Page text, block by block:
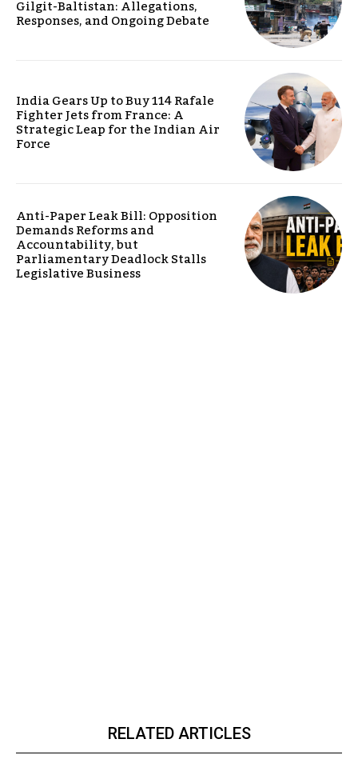
Gilgit-Baltistan: Allegations,
Responses, and Ongoing Debate
India Gears Up to Buy 114 Rafale
Fighter Jets from France: A
Strategic Leap for the Indian Air
Force
Anti-Paper Leak Bill: Opposition
Demands Reforms and
Accountability, but
Parliamentary Deadlock Stalls
Legislative Business
RELATED ARTICLES